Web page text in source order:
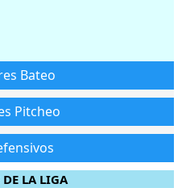
Bateo
Pitcheo
DE LA LIGA